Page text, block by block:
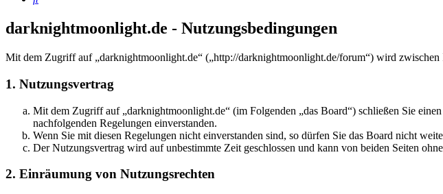
darknightmoonlight.de - Nutzungsbedingungen
Mit dem Zugriff auf „darknightmoonlight.de“ („http://darknightmoonlight.de/forum“) wird
1. Nutzungsvertrag
Mit dem Zugriff auf „darknightmoonlight.de“ (im Folgenden „das Board“) schließen Sie
nachfolgenden Regelungen einverstanden.
Wenn Sie mit diesen Regelungen nicht einverstanden sind, so dürfen Sie das Board nicht
Der Nutzungsvertrag wird auf unbestimmte Zeit geschlossen und kann von beiden Seiten
2. Einräumung von Nutzungsrechten